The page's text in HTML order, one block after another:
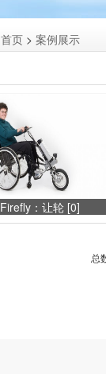
首页 > 案例展示
Firefly：让轮 [0]
总